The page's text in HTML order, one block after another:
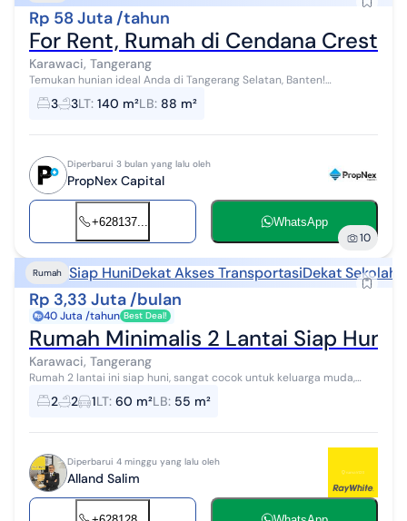
Rp 58 Juta /tahun
For Rent, Rumah di Cendana Crest 3
Karawaci, Tangerang
Temukan hunian ideal Anda di Tangerang Selatan, Banten!
Disewakan sebuah rumah minimalis modern yang berlokasi
strategis di area pemukiman yang ten...
3 3LT: 140 m²LB: 88 m²
Diperbarui 3 bulan yang lalu oleh
PropNex Capital
+628137... WhatsApp
10
Rumah Siap HuniDekat Akses TransportasiDekat Sekolah
Rp 3,33 Juta /bulan
40 Juta /tahun Best Deal!
Rumah Minimalis 2 Lantai Siap Huni
Karawaci, Tangerang
Rumah 2 lantai ini siap huni, sangat cocok untuk keluarga muda,
profesional, ekspatriat, maupun mahasiswa dan dosen UPH yang
menginginkan akses cep...
2 2 1LT: 60 m²LB: 55 m²
Diperbarui 4 minggu yang lalu oleh
Alland Salim